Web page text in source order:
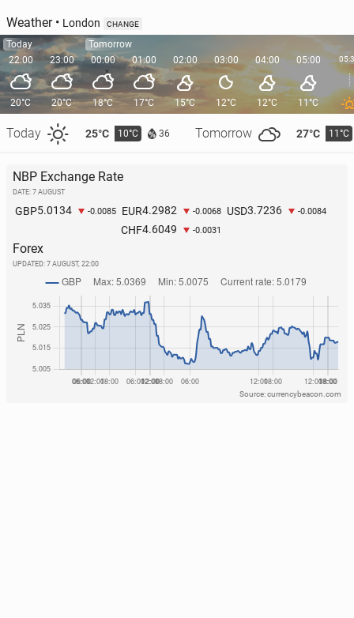
Weather• London CHANGE
Today
22:00
20°C
Today 25°C 10°C 36 Tomorrow 27°C 11°C
23:00
20°C
Tomorrow
00:00
18°C
01:00
17°C
02:00
15°C
03:00
12°C
04:00
12°C
05:00
11°C
NBP Exchange Rate
DATE: 7 AUGUST
GBP5.0134 -0.0085 EUR4.2982 -0.0068 USD3.7236 -0.0084
CHF4.6049 -0.0031
Forex
UPDATED: 7 AUGUST, 22:00
Source: currencybeacon.com